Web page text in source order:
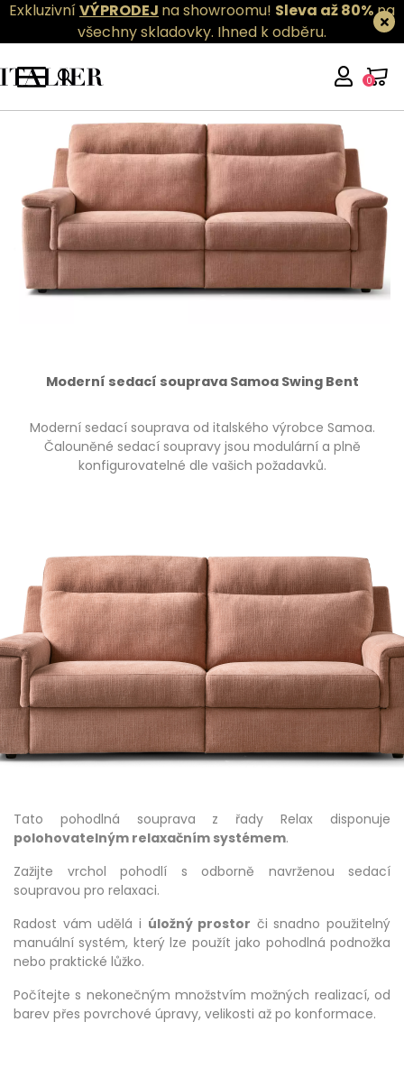
ExkluzivníVÝPRODEJ na showroomu! Sleva až 80%na
všechny skladovky. Ihned k odběru.
0
Moderní sedací souprava Samoa Swing Bent
Moderní sedací souprava od italského výrobce Samoa.
Čalouněné sedací soupravy jsou modulární a plně
konfigurovatelné dle vašich požadavků.
Tato pohodlná souprava z řady Relax disponuje
polohovatelným relaxačním systémem.
Zažijte vrchol pohodlí s odborně navrženou sedací
soupravou pro relaxaci.
Radost vám udělá i úložný prostor či snadno použitelný
manuální systém, který lze použít jako pohodlná podnožka
nebo praktické lůžko.
Počítejte s nekonečným množstvím možných realizací, od
barev přes povrchové úpravy, velikosti až po konformace.